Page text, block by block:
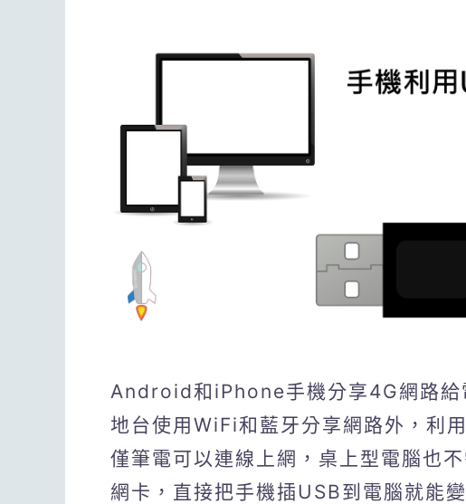
Android和iPhone手機分享4G網路給
地台使用WiFi和藍牙分享網路外，利
僅筆電可以連線上網，桌上型電腦也
網卡，直接把手機插USB到電腦就能